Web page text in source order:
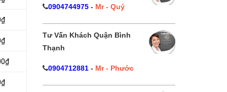
0904744975- Mr - Quý
Tư Vấn Khách Quận Bình
Thạnh
0904712881- Mr - Phước